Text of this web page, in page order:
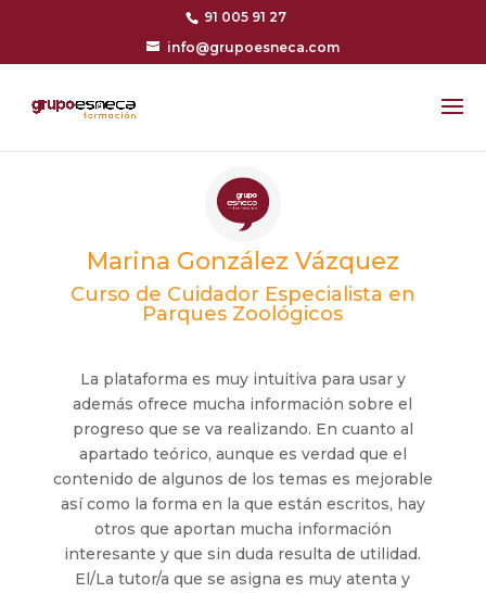
91 005 91 27
info@grupoesneca.com
Marina González Vázquez
Curso de Cuidador Especialista en
Parques Zoológicos
La plataforma es muy intuitiva para usar y
además ofrece mucha información sobre el
progreso que se va realizando. En cuanto al
apartado teórico, aunque es verdad que el
contenido de algunos de los temas es mejorable
así como la forma en la que están escritos, hay
otros que aportan mucha información
interesante y que sin duda resulta de utilidad.
El/La tutor/a que se asigna es muy atenta y